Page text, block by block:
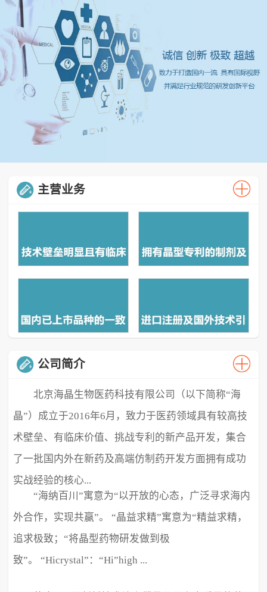
主营业务
公司简介
北京海晶生物医药科技有限公司（以下简称“海
晶”）成立于2016年6月，致力于医药领域具有较高技
术壁垒、有临床价值、挑战专利的新产品开发，集合
了一批国内外在新药及高端仿制药开发方面拥有成功
实战经验的核心...
“海纳百川”寓意为“以开放的心态，广泛寻求海内
外合作，实现共赢”。 “晶益求精”寓意为“精益求精，
追求极致；“将晶型药物研发做到极
致”。 “Hicrystal”：“Hi”high ...